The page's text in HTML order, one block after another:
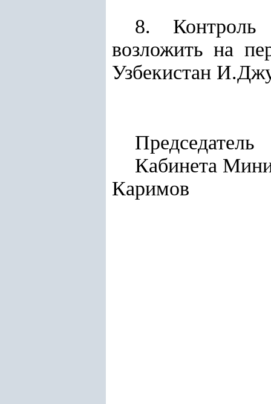
8. Контроль
возложить на
Узбекистан
Председатель
Каримов